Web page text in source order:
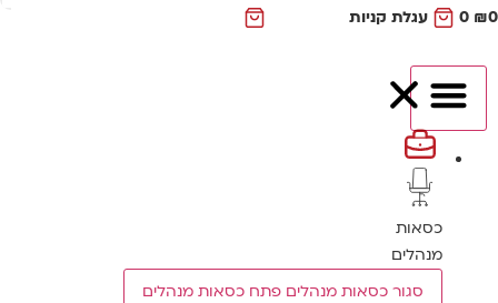
₪
0 עגלת קניות
כסאות
מנהלים
סגור כסאות מנהלים פתח כסאות מנהלים